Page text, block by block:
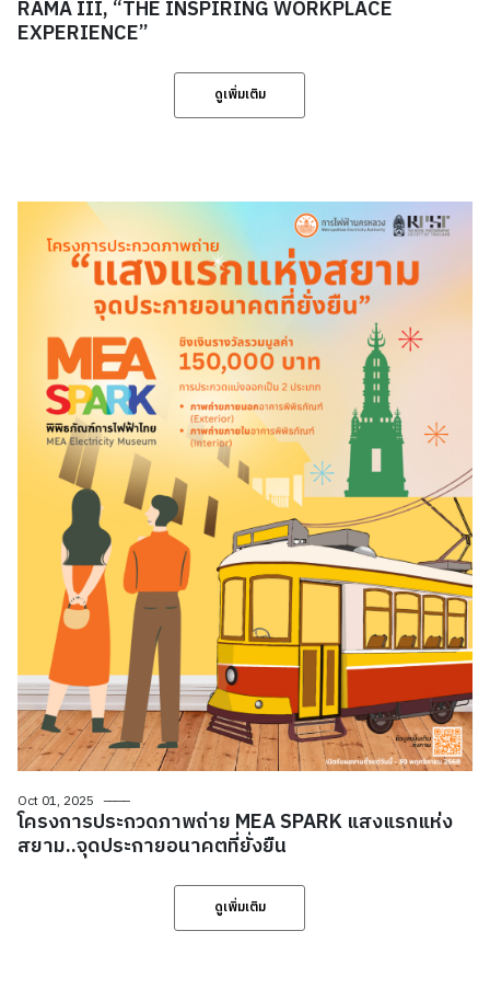
RAMA III, “THE INSPIRING WORKPLACE
EXPERIENCE”
ดูเพิ่มเติม
Oct 01, 2025
โครงการประกวดภาพถ่าย MEA SPARK แสงแรกแห่ง
สยาม..จุดประกายอนาคตที่ยั่งยืน
ดูเพิ่มเติม